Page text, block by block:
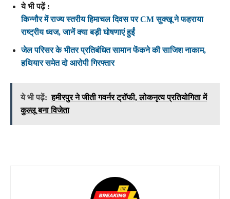
ये भी पढ़ें :
किन्नौर में राज्य स्तरीय हिमाचल दिवस पर CM सुक्खू ने फहराया
राष्ट्रीय ध्वज, जानें क्या बड़ी घोषणाएं हुईं
जेल परिसर के भीतर प्रतिबंधित सामान फेंकने की साजिश नाकाम,
हथियार समेत दो आरोपी गिरफ्तार
ये भी पढ़ें: हमीरपुर ने जीती गवर्नर ट्रॉफी, लोकनृत्य प्रतियोगिता में
कुल्लू बना विजेता